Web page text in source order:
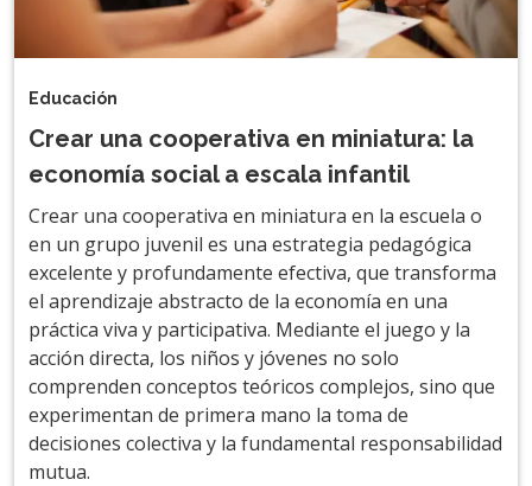
Educación
Crear una cooperativa en miniatura: la
economía social a escala infantil
Crear una cooperativa en miniatura en la escuela o
en un grupo juvenil es una estrategia pedagógica
excelente y profundamente efectiva, que transforma
el aprendizaje abstracto de la economía en una
práctica viva y participativa. Mediante el juego y la
acción directa, los niños y jóvenes no solo
comprenden conceptos teóricos complejos, sino que
experimentan de primera mano la toma de
decisiones colectiva y la fundamental responsabilidad
mutua.